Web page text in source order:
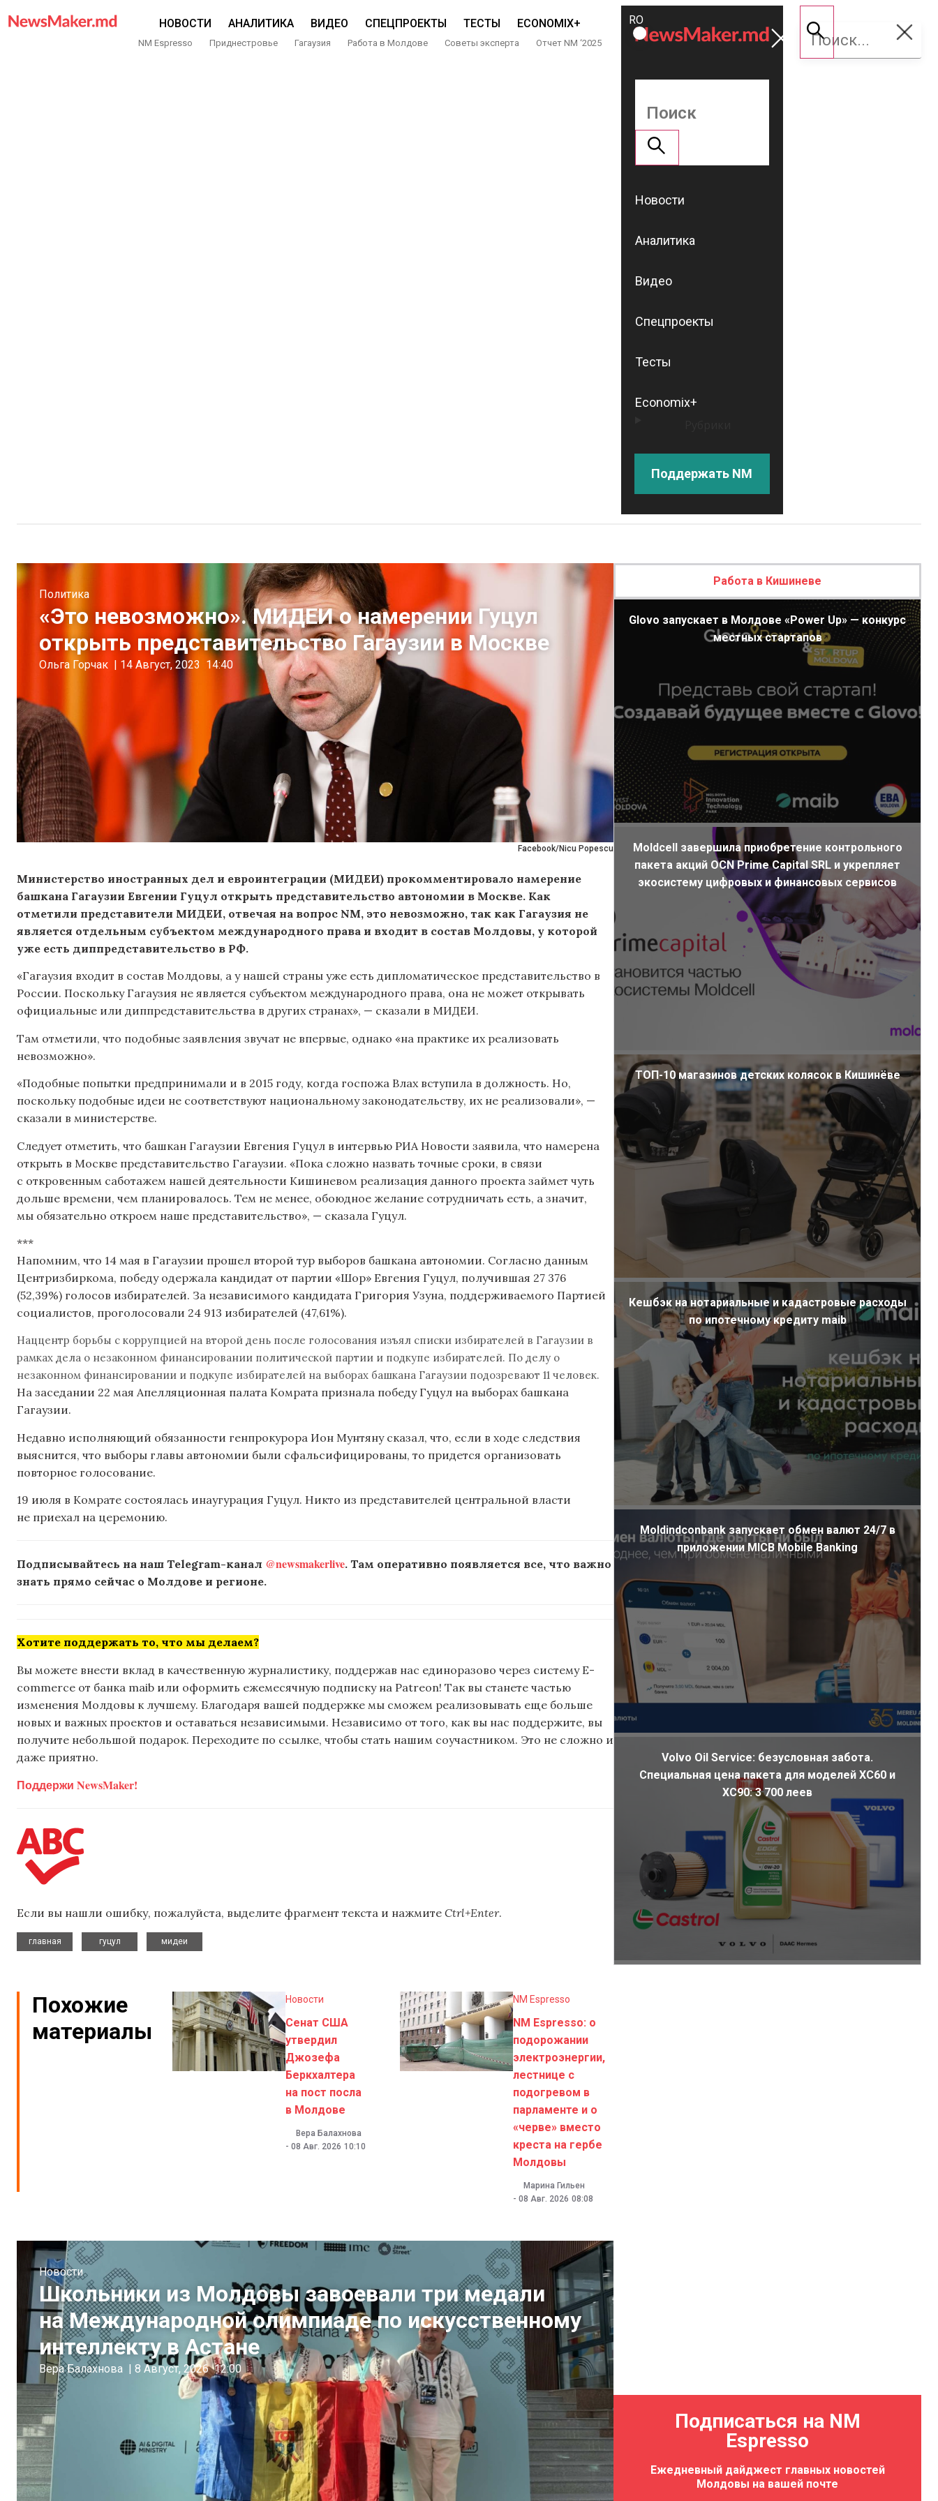
НОВОСТИ АНАЛИТИКА ВИДЕО СПЕЦПРОЕКТЫ ТЕСТЫ ECONOMIX+
NM Espresso Приднестровье Гагаузия Работа в Молдове Советы эксперта Отчет NM ‘2025
ROMÂNĂ
RU
Поддержать
NM
Новости
Аналитика
Видео
Спецпроекты
Тесты
Economix+
Поддержать NM
Facebook/Nicu Popescu
Политика
«Это невозможно». МИДЕИ о намерении Гуцул
открыть представительство Гагаузии в Москве
Ольга Горчак | 14 Август, 2023 14:40
Министерство иностранных дел и евроинтеграции (МИДЕИ) прокомментировало намерение
башкана Гагаузии Евгении Гуцул открыть представительство автономии в Москве. Как
отметили представители МИДЕИ, отвечая на вопрос NM, это невозможно, так как Гагаузия не
является отдельным субъектом международного права и входит в состав Молдовы, у которой
уже есть диппредставительство в РФ.
«Гагаузия входит в состав Молдовы, а у нашей страны уже есть дипломатическое представительство в
России. Поскольку Гагаузия не является субъектом международного права, она не может открывать
официальные или диппредставительства в других странах», — сказали в МИДЕИ.
Там отметили, что подобные заявления звучат не впервые, однако «на практике их реализовать
невозможно».
«Подобные попытки предпринимали и в 2015 году, когда госпожа Влах вступила в должность. Но,
поскольку подобные идеи не соответствуют национальному законодательству, их не реализовали», —
сказали в министерстве.
Следует отметить, что башкан Гагаузии Евгения Гуцул в интервью РИА Новости заявила, что намерена
открыть в Москве представительство Гагаузии. «Пока сложно назвать точные сроки, в связи
с откровенным саботажем нашей деятельности Кишиневом реализация данного проекта займет чуть
дольше времени, чем планировалось. Тем не менее, обоюдное желание сотрудничать есть, а значит,
мы обязательно откроем наше представительство», — сказала Гуцул.
***
Напомним, что 14 мая в Гагаузии прошел второй тур выборов башкана автономии. Согласно данным
Центризбиркома, победу одержала кандидат от партии «Шор» Евгения Гуцул, получившая 27 376
(52,39%) голосов избирателей. За независимого кандидата Григория Узуна, поддерживаемого Партией
социалистов, проголосовали 24 913 избирателей (47,61%).
Наццентр борьбы с коррупцией на второй день после голосования изъял списки избирателей в Гагаузии в
рамках дела о незаконном финансировании политической партии и подкупе избирателей. По делу о
незаконном финансировании и подкупе избирателей на выборах башкана Гагаузии подозревают 11 человек.
На заседании 22 мая Апелляционная палата Комрата признала победу Гуцул на выборах башкана
Гагаузии.
Недавно исполняющий обязанности генпрокурора Ион Мунтяну сказал, что, если в ходе следствия
выяснится, что выборы главы автономии были сфальсифицированы, то придется организовать
повторное голосование.
19 июля в Комрате состоялась инаугурация Гуцул. Никто из представителей центральной власти
не приехал на церемонию.
Подписывайтесь на наш Telegram-канал @newsmakerlive. Там оперативно появляется все, что важно
знать прямо сейчас о Молдове и регионе.
Хотите поддержать то, что мы делаем?
Вы можете внести вклад в качественную журналистику, поддержав нас единоразово через систему E-
commerce от банка maib или оформить ежемесячную подписку на Patreon! Так вы станете частью
изменения Молдовы к лучшему. Благодаря вашей поддержке мы сможем реализовывать еще больше
новых и важных проектов и оставаться независимыми. Независимо от того, как вы нас поддержите, вы
получите небольшой подарок. Переходите по ссылке, чтобы стать нашим соучастником. Это не сложно и
даже приятно.
Поддержи NewsMaker!
Если вы нашли ошибку, пожалуйста, выделите фрагмент текста и нажмите Ctrl+Enter.
главная
гуцул
мидеи
Похожие
материалы
Новости
Сенат США
утвердил
Джозефа
Беркхалтера
на пост посла
в Молдове
Вера Балахнова
- 08 Авг. 2026 10:10
NM Espresso
NM Espresso: о
подорожании
электроэнергии,
лестнице с
подогревом в
парламенте и о
«черве» вместо
креста на гербе
Молдовы
Марина Гильен
- 08 Авг. 2026 08:08
Новости
Школьники из Молдовы завоевали три медали
на Международной олимпиаде по искусственному
интеллекту в Астане
Вера Балахнова | 8 Август, 2026 12:00
Работа в Кишиневе
Glovo запускает в Молдове «Power Up» — конкурс
местных стартапов
Moldcell завершила приобретение контрольного
пакета акций OCN Prime Capital SRL и укрепляет
экосистему цифровых и финансовых сервисов
ТОП-10 магазинов детских колясок в Кишинёве
Кешбэк на нотариальные и кадастровые расходы
по ипотечному кредиту maib
Moldindconbank запускает обмен валют 24/7 в
приложении MICB Mobile Banking
Volvo Oil Service: безусловная забота.
Специальная цена пакета для моделей XC60 и
XC90: 3 700 леев
Подписаться на NM
Espresso
Ежедневный дайджест главных новостей
Молдовы на вашей почте